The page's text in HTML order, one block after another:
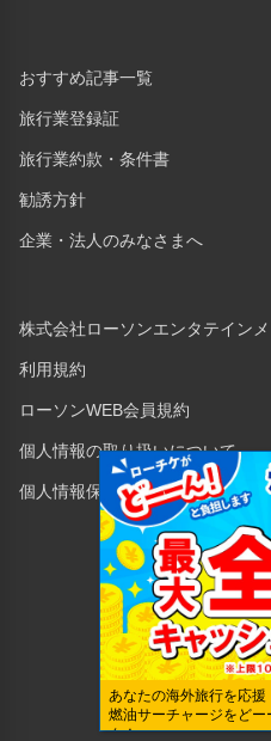
おすすめ記事一覧
旅行業登録証
旅行業約款・条件書
勧誘方針
企業・法人のみなさまへ
株式会社ローソンエンタテインメ
利用規約
ローソンWEB会員規約
個人情報の取り扱いについて
個人情報保護方針
Copyright © 1998
あなたの海外旅行を応
燃油サーチャージをどー
ク！